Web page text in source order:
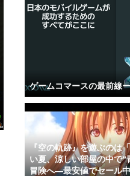
ゲームコマースの最前線
『空の軌跡』を遊ぶのは
い夏、涼しい部屋の中で“
冒険へ―最安値でセール